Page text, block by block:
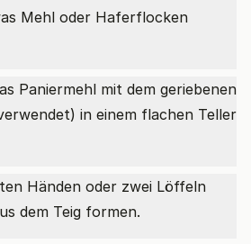
Mehl oder Haferflocken
Paniermehl mit dem geriebenen
in einem flachen Teller
Händen oder zwei Löffeln
dem Teig formen.